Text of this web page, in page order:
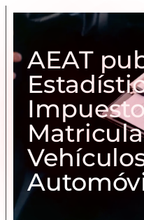
AEAT